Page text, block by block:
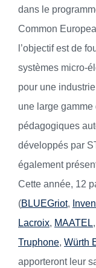
dans le
Common
l’objectif est de
systèmes micro-
pour une
une large gamme
pédagogiques
développés par
également
Cette année, 12
(BLUEGriot,
Lacroix, MAATEL,
Truphone, Würth
apporteront leur